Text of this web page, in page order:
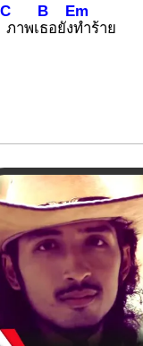
C
ภาพเ
B
ธอยัง
Em
ทำร้าย